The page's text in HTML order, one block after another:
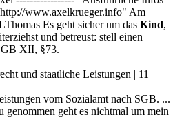
www.axelkrueger.info" Am
Es geht sicher um das Kind,
und betreust: stell einen
XII, §73.
und staatliche Leistungen | 11
vom Sozialamt nach SGB. ...
geht es nichtmal um mein